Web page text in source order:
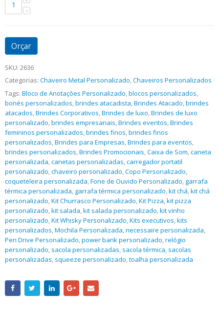
Orçar
SKU: 2636
Categorias: Chaveiro Metal Personalizado,Chaveiros Personalizados
Tags: Bloco de Anotações Personalizado,blocos personalizados,
bonés personalizados,brindes atacadista,Brindes Atacado,brindes
atacados,Brindes Corporativos,Brindes de luxo,Brindes de luxo
personalizado,brindes empresariais,Brindes eventos,Brindes
femininos personalizados,brindes finos,brindes finos
personalizados,Brindes para Empresas,Brindes para eventos,
brindes personalizados,Brindes Promocionais,Caixa de Som,caneta
personalizada,canetas personalizadas,carregador portatil
personalizado,chaveiro personalizado,Copo Personalizado,
coqueteleira personalizada,Fone de Ouvido Personalizado, garrafa
térmica personalizada, garrafa térmica personalizado,kit chá,kit chá
personalizado,Kit Churrasco Personalizado,Kit Pizza,kit pizza
personalizado,kit salada,kit salada personalizado,kit vinho
personalizado,Kit Whisky Personalizado,Kits executivos,kits
personalizados,Mochila Personalizada,necessaire personalizada,
Pen Drive Personalizado,power bank personalizado,relógio
personalizado, sacola personalizadas, sacola térmica, sacolas
personalizadas, squeeze personalizado,toalha personalizada